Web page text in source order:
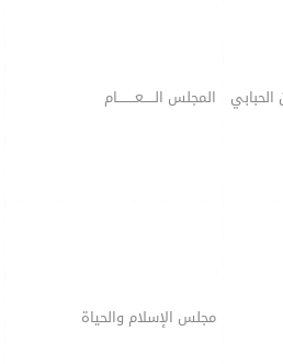
المجلس الـــــعــــــــام
مجلس الإسلام والحياة